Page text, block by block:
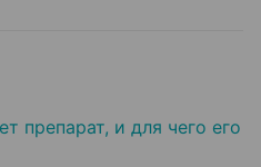
препарат, и для чего его